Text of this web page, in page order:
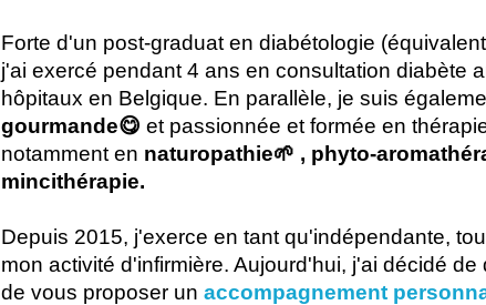
Forte d'un post-graduat en diabétologie
j'ai exercé pendant 4 ans en consultation diabète
hôpitaux en Belgique. En parallèle, je suis
gourmande😋 et passionnée et formée en
notamment en naturopathie🌱 , phyto-
mincithérapie.
Depuis 2015, j'exerce en tant qu'indépendante,
mon activité d'infirmière. Aujourd'hui, j'ai décidé de
de vous proposer un accompagnement